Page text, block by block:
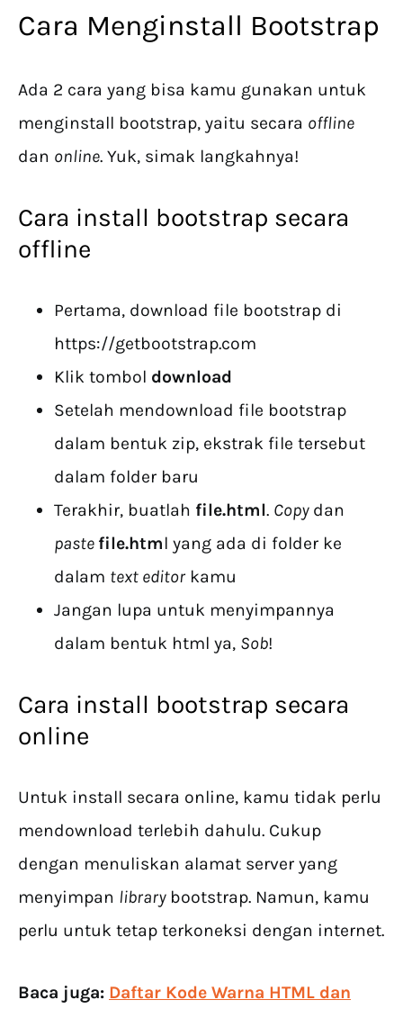
Cara Menginstall Bootstrap
Ada 2 cara yang bisa kamu gunakan untuk
menginstall bootstrap, yaitu secara offline
dan online. Yuk, simak langkahnya!
Cara install bootstrap secara
offline
Pertama, download file bootstrap di
https://getbootstrap.com
Klik tombol download
Setelah mendownload file bootstrap
dalam bentuk zip, ekstrak file tersebut
dalam folder baru
Terakhir, buatlah file.html. Copy dan
paste file.html yang ada di folder ke
dalam text editor kamu
Jangan lupa untuk menyimpannya
dalam bentuk html ya, Sob!
Cara install bootstrap secara
online
Untuk install secara online, kamu tidak perlu
mendownload terlebih dahulu. Cukup
dengan menuliskan alamat server yang
menyimpan library bootstrap. Namun, kamu
perlu untuk tetap terkoneksi dengan internet.
Baca juga: Daftar Kode Warna HTML dan